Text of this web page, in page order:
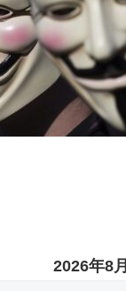
2026年8月